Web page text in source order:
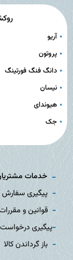
آریو
پروتون
دانگ فنگ فورتینگ
نیسان
هیوندای
جک
خدمات
پیگیری سفارش
قوانین و
پیگیری درخواست
باز گرداندن کالا